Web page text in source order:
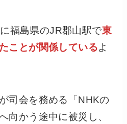
福島県のJR郡山駅で東
ことが関係しているよ
司会を務める「NHKの
向かう途中に被災し、